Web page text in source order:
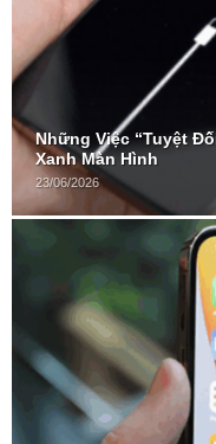
Những Việc “Tuyệt
Xanh Màn Hình
23/06/2026